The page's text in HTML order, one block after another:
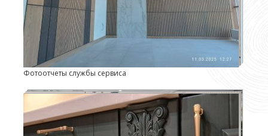
Фотоотчеты службы сервиса